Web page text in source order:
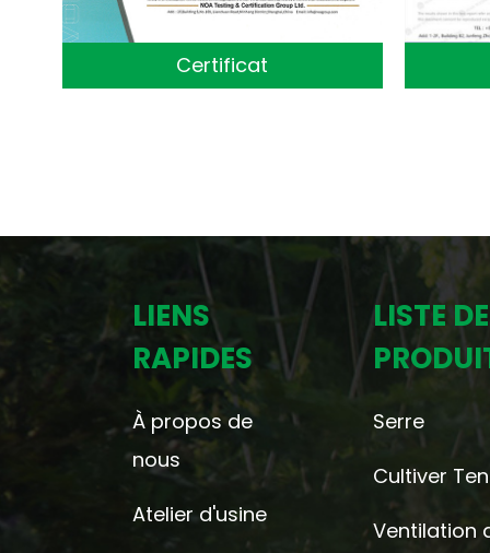
Certificat
LIENS
RAPIDES
À propos de
nous
Atelier d'usine
LISTE DE
Serre
Cultiver
Ventilation